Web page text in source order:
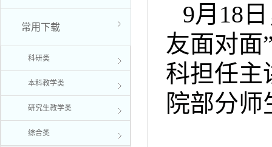
常用下载
科研类
本科教学类
研究生教学类
综合类
9月18
友面对面
科担任主
院部分师